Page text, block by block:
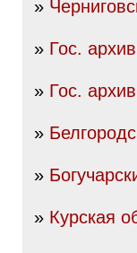
»
» Гос.
» Гос.
»
»
» Курская